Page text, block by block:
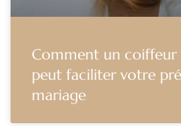
Comment un
peut faciliter votre
mariage